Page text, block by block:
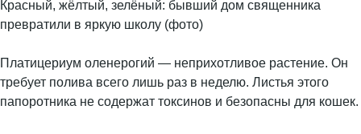
Красный, жёлтый, зелёный: бывший дом священника
превратили в яркую школу (фото)
Платицериум оленерогий — неприхотливое растение. Он
требует полива всего лишь раз в неделю. Листья этого
папоротника не содержат токсинов и безопасны для кошек.